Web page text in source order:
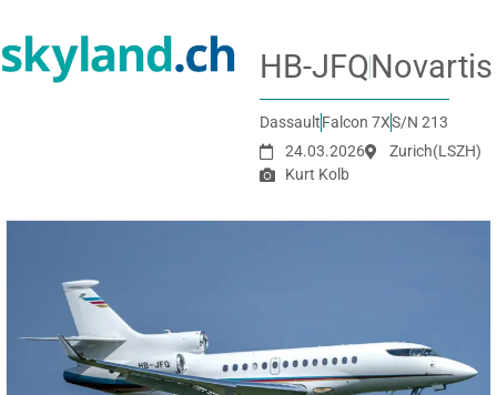
HB-JFQNovartis
DassaultFalcon 7XS/N 213
24.03.2026
Zurich(LSZH)
Kurt Kolb